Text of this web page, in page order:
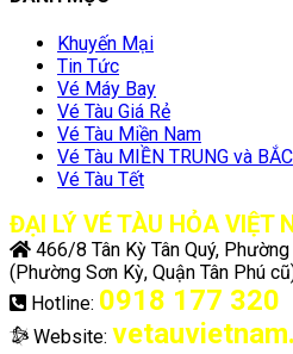
Khuyến Mại
Tin Tức
Vé Máy Bay
Vé Tàu Giá Rẻ
Vé Tàu Miền Nam
Vé Tàu MIỀN TRUNG và BẮC
Vé Tàu Tết
ĐẠI LÝ VÉ TÀU HỎA VIỆT
466/8 Tân Kỳ Tân Quý,
(Phường Sơn Kỳ, Quận Tân Phú
Hotline: 0918 177 320
Website: